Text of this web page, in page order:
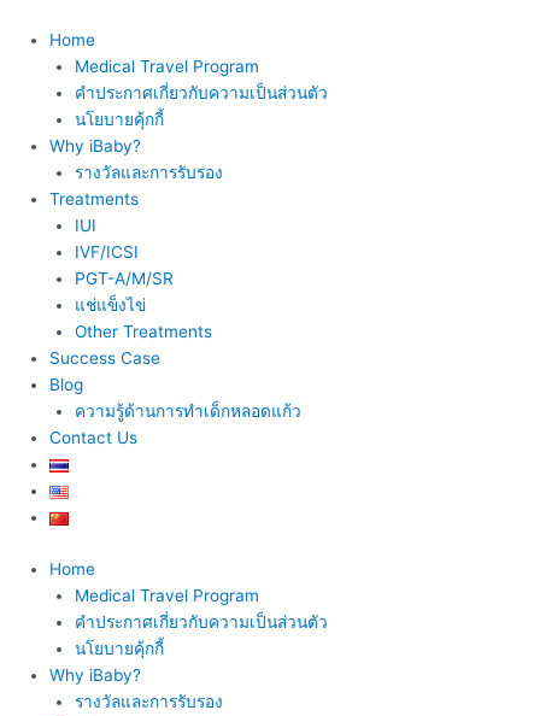
content
Home
Medical Travel Program
คำประกาศเกี่ยวกับความเป็นส่วนตัว
นโยบายคุ้กกี้
Why iBaby?
รางวัลและการรับรอง
Treatments
IUI
IVF/ICSI
PGT-A/M/SR
แช่แข็งไข่
Other Treatments
Success Case
Blog
ความรู้ด้านการทำเด็กหลอดแก้ว
Contact Us
Home
Medical Travel Program
คำประกาศเกี่ยวกับความเป็นส่วนตัว
นโยบายคุ้กกี้
Why iBaby?
รางวัลและการรับรอง